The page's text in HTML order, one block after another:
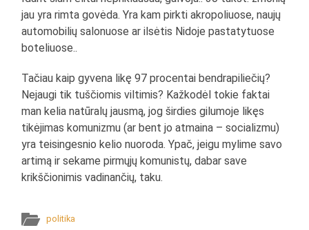
jau yra rimta govėda. Yra kam pirkti akropoliuose, naujų
automobilių salonuose ar ilsėtis Nidoje pastatytuose
boteliuose..
Tačiau kaip gyvena likę 97 procentai bendrapiliečių?
Nejaugi tik tuščiomis viltimis? Kažkodėl tokie faktai
man kelia natūralų jausmą, jog širdies gilumoje likęs
tikėjimas komunizmu (ar bent jo atmaina – socializmu)
yra teisingesnio kelio nuoroda. Ypač, jeigu mylime savo
artimą ir sekame pirmųjų komunistų, dabar save
krikščionimis vadinančių, taku.
politika